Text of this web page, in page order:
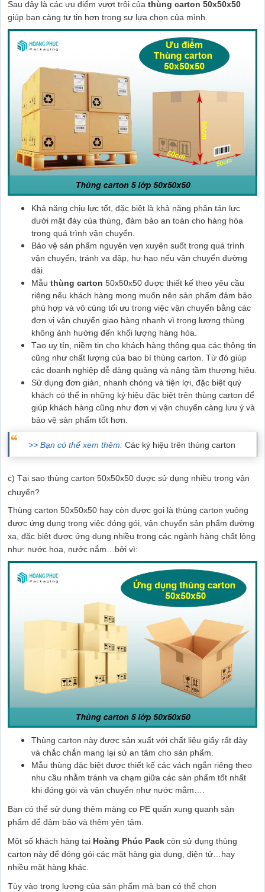
Sau đây là các ưu điểm vượt trội của thùng carton 50x50x50
giúp bạn càng tự tin hơn trong sự lựa chọn của mình.
Khả năng chịu lực tốt, đặc biệt là khả năng phân tán lực
dưới mặt đáy của thùng, đảm bảo an toàn cho hàng hóa
trong quá trình vận chuyển.
Bảo vệ sản phẩm nguyên vẹn xuyên suốt trong quá trình
vận chuyển, tránh va đập, hư hao nếu vận chuyển đường
dài.
Mẫu thùng carton 50x50x50 được thiết kế theo yêu cầu
riêng nếu khách hàng mong muốn nên sản phẩm đảm bảo
phù hợp và vô cùng tối ưu trong việc vận chuyển bằng các
đơn vị vận chuyển giao hàng nhanh vì trọng lượng thùng
không ảnh hưởng đến khối lượng hàng hóa.
Tạo uy tín, niềm tin cho khách hàng thông qua các thông tin
cũng như chất lượng của bao bì thùng carton. Từ đó giúp
các doanh nghiệp dễ dàng quảng và nâng tầm thương hiệu.
Sử dụng đơn giản, nhanh chóng và tiện lợi, đặc biệt quý
khách có thể in những ký hiệu đặc biệt trên thùng carton để
giúp khách hàng cũng như đơn vị vận chuyển càng lưu ý và
bảo vệ sản phẩm tốt hơn.
>> Bạn có thể xem thêm: Các ký hiệu trên thùng carton
c) Tại sao thùng carton 50x50x50 được sử dụng nhiều trong vận
chuyển?
Thùng carton 50x50x50 hay còn được gọi là thùng carton vuông
được ứng dụng trong việc đóng gói, vận chuyển sản phẩm đường
xa, đặc biệt được ứng dụng nhiều trong các ngành hàng chất lỏng
như: nước hoa, nước nắm…bởi vì:
Thùng carton này được sản xuất với chất liệu giấy rất dày
và chắc chắn mang lại sử an tâm cho sản phẩm.
Mẫu thùng đặc biệt được thiết kế các vách ngắn riêng theo
nhu cầu nhằm tránh va chạm giữa các sản phẩm tốt nhất
khi đóng gói và vận chuyển như nước mắm….
Bạn có thể sử dụng thêm màng co PE quấn xung quanh sản
phẩm để đảm bảo và thêm yên tâm.
Một số khách hàng tại Hoàng Phúc Pack còn sử dụng thùng
carton này để đóng gói các mặt hàng gia dụng, điện tử…hay
nhiều mặt hàng khác.
Tùy vào trọng lượng của sản phẩm mà bạn có thể chọn